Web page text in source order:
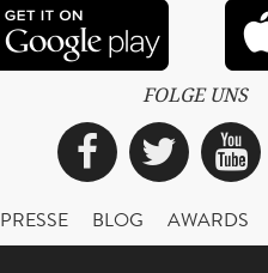
FOLGE UNS
Facebook
PRESSE BLOG AWARDS